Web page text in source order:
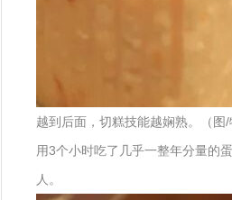
越到后面，切糕技能越娴熟。（图/
用3个小时吃了几乎一整年分量的
人。